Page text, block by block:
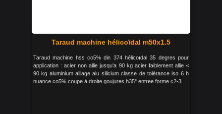
Taraud machine hélicoïdal m50x1.5
Taraud machine hss co5% din 374 hélicoïdal 35 degres pour
application : acier non allie jusqu'a 90 kg acier faiblement allie <
90 kg aluminium alliage alu silicium classe de tolérance iso 6 h
nuance co5% coupe à droite goujures h35° entree forme c2-3